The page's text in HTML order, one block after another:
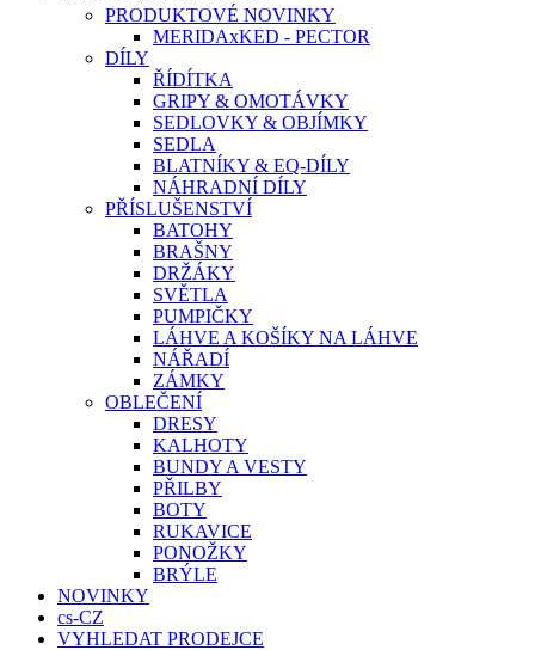
PRODUKTOVÉ NOVINKY
MERIDAxKED - PECTOR
DÍLY
ŘÍDÍTKA
GRIPY & OMOTÁVKY
SEDLOVKY & OBJÍMKY
SEDLA
BLATNÍKY & EQ-DÍLY
NÁHRADNÍ DÍLY
PŘÍSLUŠENSTVÍ
BATOHY
BRAŠNY
DRŽÁKY
SVĚTLA
PUMPIČKY
LÁHVE A KOŠÍKY NA LÁHVE
NÁŘADÍ
ZÁMKY
OBLEČENÍ
DRESY
KALHOTY
BUNDY A VESTY
PŘILBY
BOTY
RUKAVICE
PONOŽKY
BRÝLE
NOVINKY
cs-CZ
VYHLEDAT PRODEJCE